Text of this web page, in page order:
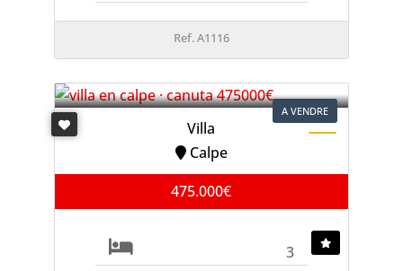
Ref. A1116
A VENDRE
Villa
Calpe
475.000€
3